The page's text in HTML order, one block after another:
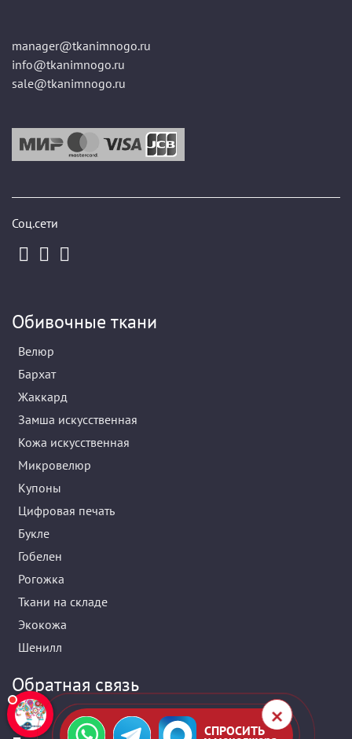
СПРОСИТЬ
manager@tkanimnogo.ru
info@tkanimnogo.ru
sale@tkanimnogo.ru
Соц.сети
Обивочные ткани
Велюр
Бархат
Жаккард
Замша искусственная
Кожа искусственная
Микровелюр
Купоны
Цифровая печать
Букле
Гобелен
Рогожка
Ткани на складе
Экокожа
Шенилл
Обратная связь